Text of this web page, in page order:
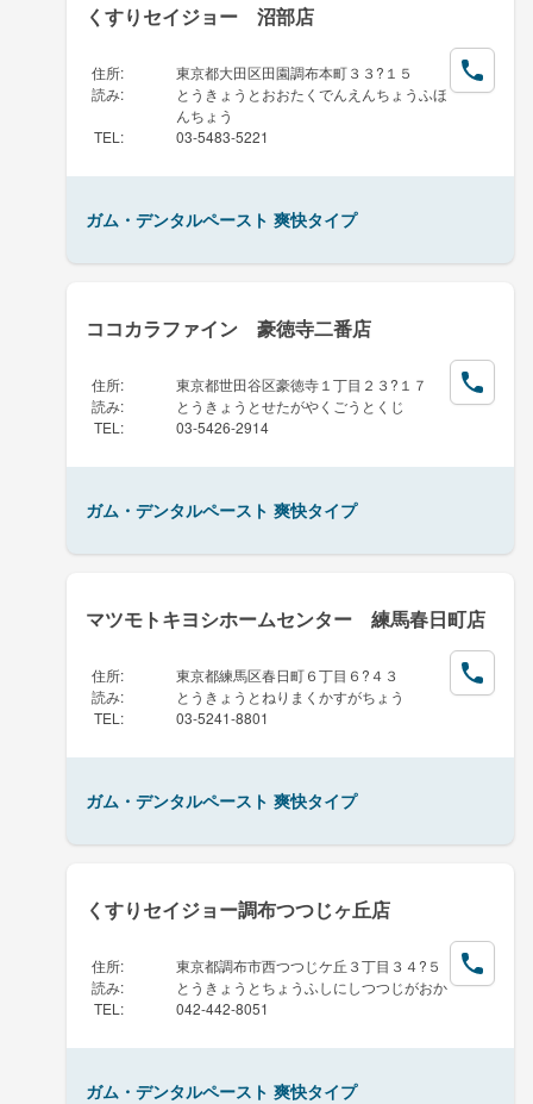
くすりセイジョー 沼部店
住所:
東京都大田区田園調布本町３３?１５
読み:
とうきょうとおおたくでんえんちょうふほ
んちょう
TEL : 03-5483-5221
ガム・デンタルペースト 爽快タイプ
ココカラファイン 豪徳寺二番店
住所:
東京都世田谷区豪徳寺１丁目２３?１７
読み:
とうきょうとせたがやくごうとくじ
TEL : 03-5426-2914
ガム・デンタルペースト 爽快タイプ
マツモトキヨシホームセンター 練馬春日町店
住所:
東京都練馬区春日町６丁目６?４３
読み:
とうきょうとねりまくかすがちょう
TEL : 03-5241-8801
ガム・デンタルペースト 爽快タイプ
くすりセイジョー調布つつじヶ丘店
住所:
東京都調布市西つつじケ丘３丁目３４?５
読み:
とうきょうとちょうふしにしつつじがおか
TEL : 042-442-8051
ガム・デンタルペースト 爽快タイプ